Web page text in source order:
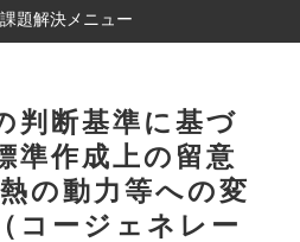
題解決メニュー
判断基準に基づ
準作成上の留意
の動力等への変
コージェネレー